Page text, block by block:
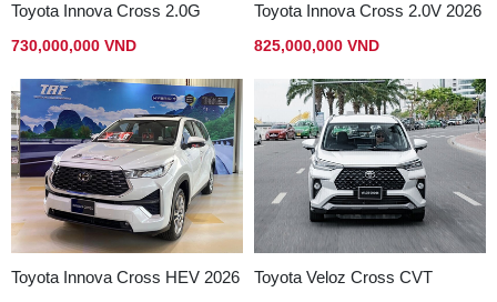
Toyota Innova Cross 2.0G
730,000,000 VND
Toyota Innova Cross 2.0V 2026
825,000,000 VND
Toyota Innova Cross HEV 2026 Toyota Veloz Cross CVT